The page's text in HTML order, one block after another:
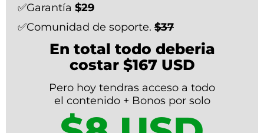
✅Garantía $29
✅Comunidad de soporte. $37
En total todo deberia
costar $167 USD
Pero hoy tendras acceso a todo
el contenido + Bonos por solo